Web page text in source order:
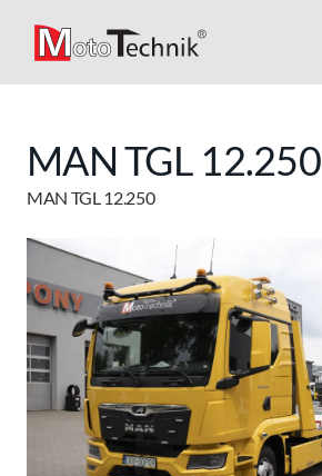
MAN TGL 12.250
MAN TGL 12.250